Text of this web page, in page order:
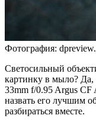
Фотография:
Светосильный
картинку в мыло? Да,
33mm f/0.95 Argus
назвать его лучшим
разбираться вместе.